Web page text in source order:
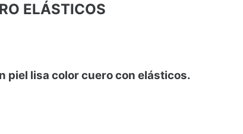
ELÁSTICOS
piel lisa color cuero con elásticos.